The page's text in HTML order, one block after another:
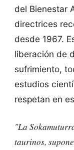
del Bienestar
directrices
desde 1967.
liberación de
sufrimiento,
estudios
respetan en
"La
taurinos,